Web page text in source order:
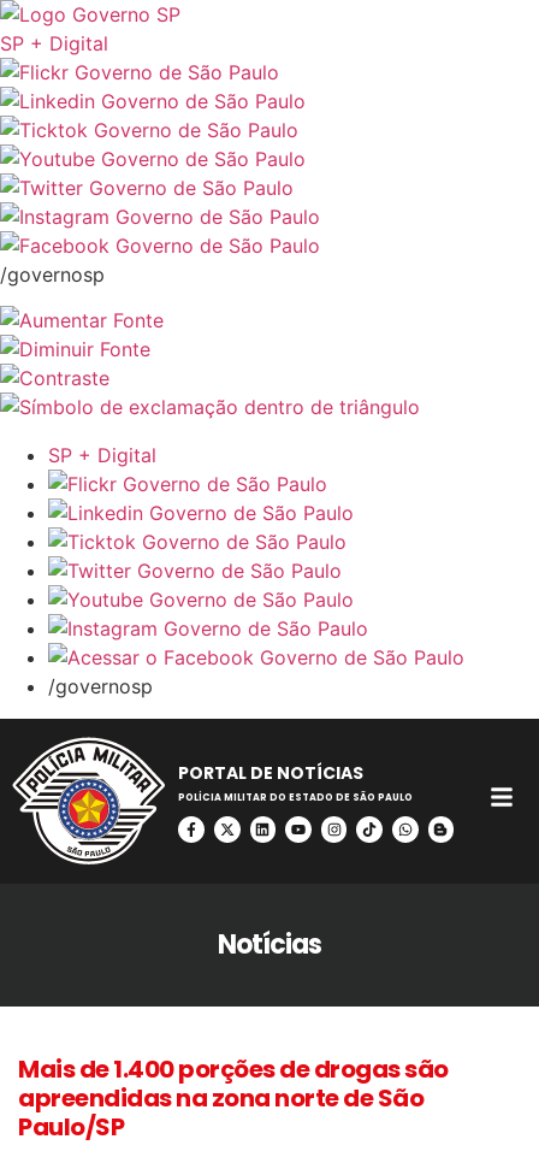
SP + Digital
/governosp
SP + Digital
/governosp
PORTAL DE NOTÍCIAS
POLÍCIA MILITAR DO ESTADO DE SÃO PAULO
Notícias
Mais de 1.400 porções de drogas são
apreendidas na zona norte de São
Paulo/SP